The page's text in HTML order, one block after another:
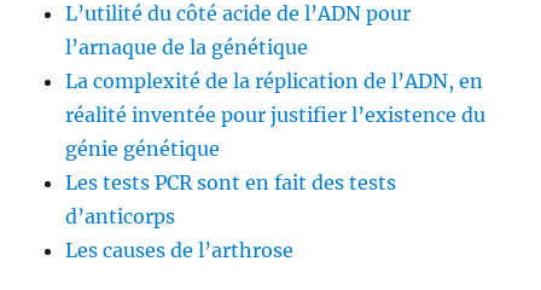
antibiotiques
L’utilité du côté acide de l’ADN pour
l’arnaque de la génétique
La complexité de la réplication de l’ADN, en
réalité inventée pour justifier l’existence du
génie génétique
Les tests PCR sont en fait des tests
d’anticorps
Les causes de l’arthrose